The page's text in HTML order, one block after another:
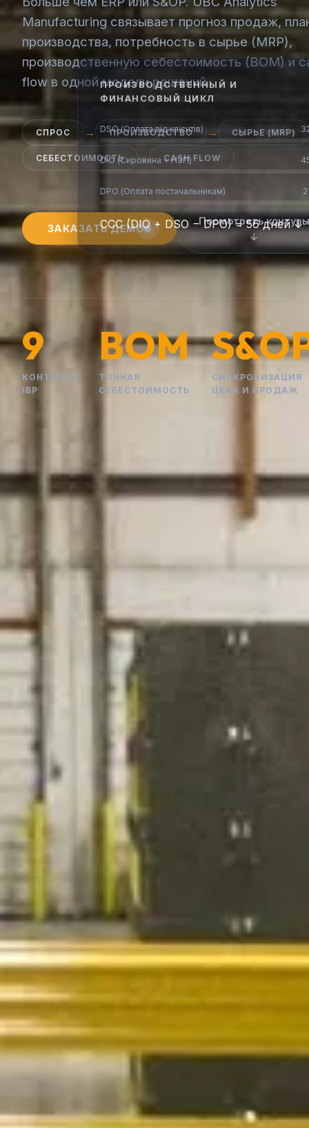
Manufacturing связывает прогноз продаж,
производства, потребность в сырье (MRP),
производственную себестоимость (BOM) и
flow в одной модели решений.
СПРОС → ПРОИЗВОДСТВО → СЫРЬЕ (MRP)
СЕБЕСТОИМОСТЬ → CASH FLOW
ЗАКАЗАТЬ ДЕМО
Посмотреть контуры
↓
ПРОИЗВОДСТВЕННЫЙ И
ФИНАНСОВЫЙ ЦИКЛ
DSO (Оплата від клієнтів)
DIO (Сировина + НЗП)
DPO (Оплата постачальникам)
CCC (DIO + DSO − DPO) = 56 дней ↓
9
КОНТУРОВ
IBP
BOM
ТОЧНАЯ
СЕБЕСТОИМОСТЬ
СИНХРОНИЗАЦИЯ
ЦЕХА И ПРОДАЖ